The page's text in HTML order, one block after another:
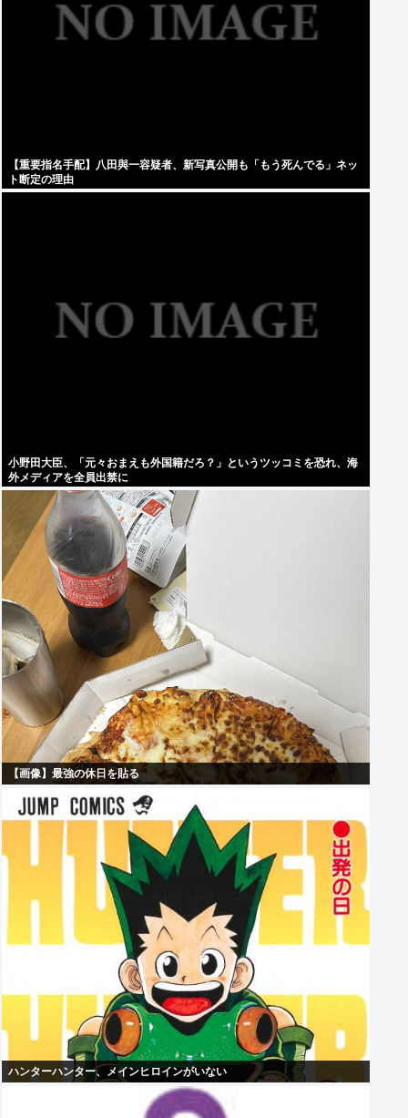
【重要指名手配】八田與一容疑者、新写真公開も「もう死んでる」ネッ
ト断定の理由
小野田大臣、「元々おまえも外国籍だろ？」というツッコミを恐れ、海
外メディアを全員出禁に
【画像】最強の休日を貼る
ハンターハンター、メインヒロインがいない